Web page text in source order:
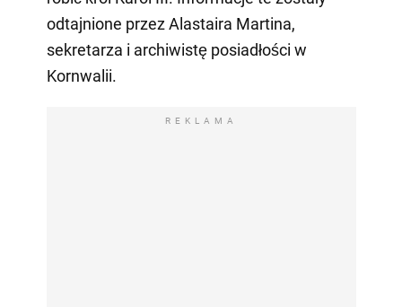
odtajnione przez Alastaira Martina,
sekretarza i archiwistę posiadłości w
Kornwalii.
REKLAMA